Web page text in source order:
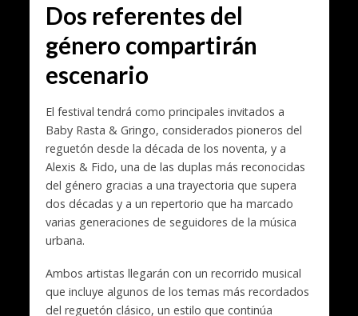
Dos referentes del
género compartirán
escenario
El festival tendrá como principales invitados a
Baby Rasta & Gringo, considerados pioneros del
reguetón desde la década de los noventa, y a
Alexis & Fido, una de las duplas más reconocidas
del género gracias a una trayectoria que supera
dos décadas y a un repertorio que ha marcado
varias generaciones de seguidores de la música
urbana.
Ambos artistas llegarán con un recorrido musical
que incluye algunos de los temas más recordados
del reguetón clásico, un estilo que continúa